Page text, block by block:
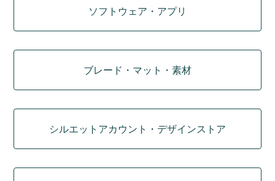
ソフトウェア・アプリ
ブレード・マット・素材
シルエットアカウント・デザインストア